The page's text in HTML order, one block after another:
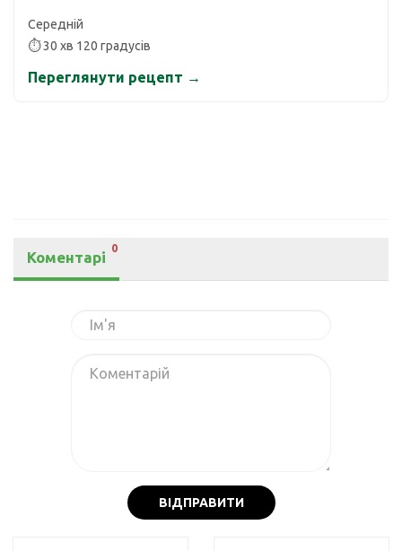
Середній
⏱ 30 хв 120 градусів
Переглянути рецепт →
Коментарі
0
ВІДПРАВИТИ